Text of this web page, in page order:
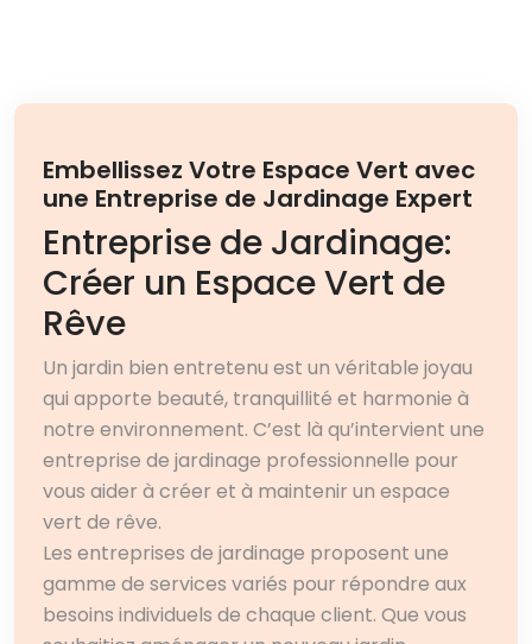
Embellissez Votre Espace Vert avec
une Entreprise de Jardinage Expert
Entreprise de Jardinage:
Créer un Espace Vert de
Rêve
Un jardin bien entretenu est un véritable joyau
qui apporte beauté, tranquillité et harmonie à
notre environnement. C’est là qu’intervient une
entreprise de jardinage professionnelle pour
vous aider à créer et à maintenir un espace
vert de rêve.
Les entreprises de jardinage proposent une
gamme de services variés pour répondre aux
besoins individuels de chaque client. Que vous